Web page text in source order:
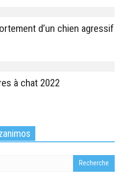
d’un chien agressif
à chat 2022